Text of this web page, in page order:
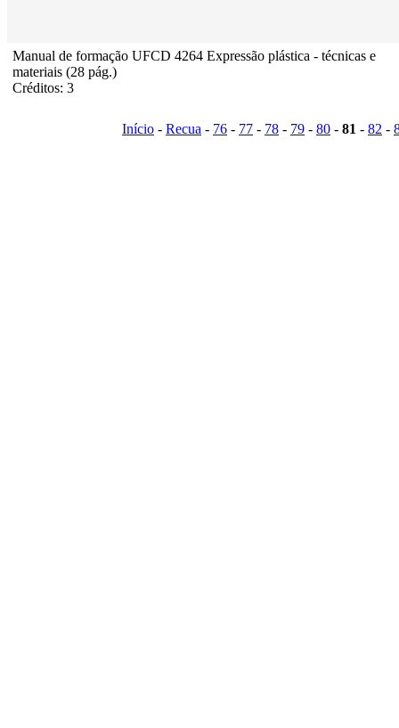
Manual de formação UFCD 4264 Expressão plástica - técnicas e
materiais (28 pág.)
Créditos: 3
Início - Recua - 76 - 77 - 78 - 79 - 80 - 81 - 82 -